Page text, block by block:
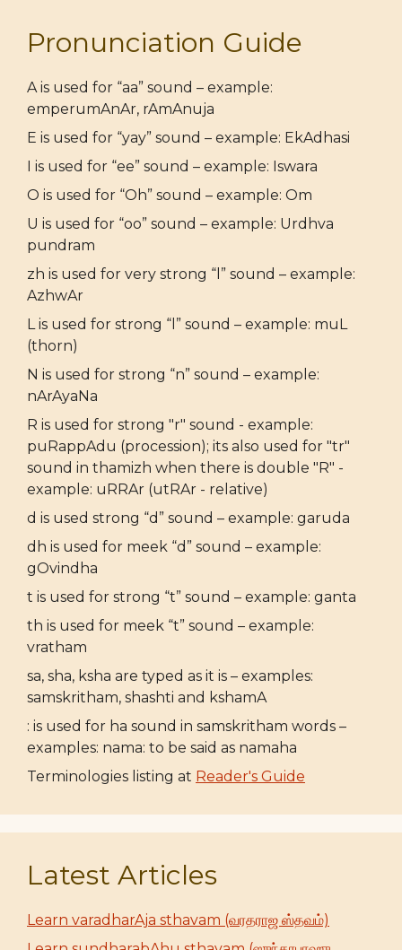
Pronunciation Guide
A is used for “aa” sound – example:
emperumAnAr, rAmAnuja
E is used for “yay” sound – example: EkAdhasi
I is used for “ee” sound – example: Iswara
O is used for “Oh” sound – example: Om
U is used for “oo” sound – example: Urdhva
pundram
zh is used for very strong “l” sound – example:
AzhwAr
L is used for strong “l” sound – example: muL
(thorn)
N is used for strong “n” sound – example:
nArAyaNa
R is used for strong "r" sound - example:
puRappAdu (procession); its also used for "tr"
sound in thamizh when there is double "R" -
example: uRRAr (utRAr - relative)
d is used strong “d” sound – example: garuda
dh is used for meek “d” sound – example:
gOvindha
t is used for strong “t” sound – example: ganta
th is used for meek “t” sound – example:
vratham
sa, sha, ksha are typed as it is – examples:
samskritham, shashti and kshamA
: is used for ha sound in samskritham words –
examples: nama: to be said as namaha
Terminologies listing at Reader's Guide
Latest Articles
Learn varadharAja sthavam (வரதராஜ ஸ்தவம்)